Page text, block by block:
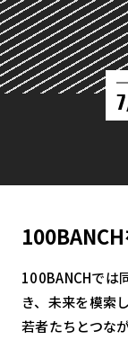
100BANCHでは
き、未来を模索
若者たちとつな